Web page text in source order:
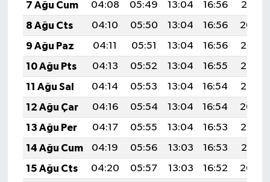
7 Ağu Cum
04:08 05:49 13:04 16:56
20:10
8 Ağu Cts
04:10 05:50 13:04 16:56
20:09
9 Ağu Paz
04:11 05:51 13:04 16:56
20:08
10 Ağu Pts
04:13 05:52 13:04 16:55
20:07
11 Ağu Sal
04:14 05:53 13:04 16:54
20:05
12 Ağu Çar
04:16 05:54 13:04 16:54
20:04
13 Ağu Per
04:17 05:55 13:04 16:53
20:03
14 Ağu Cum
04:19 05:56 13:03 16:53
20:01
15 Ağu Cts
04:20 05:57 13:03 16:52
20:00